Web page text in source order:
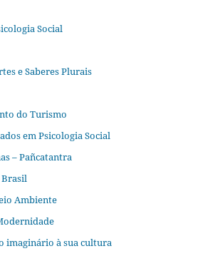
Social
e Saberes Plurais
do Turismo
em Psicologia Social
– Pañcatantra
Brasil
Ambiente
imaginário à sua cultura